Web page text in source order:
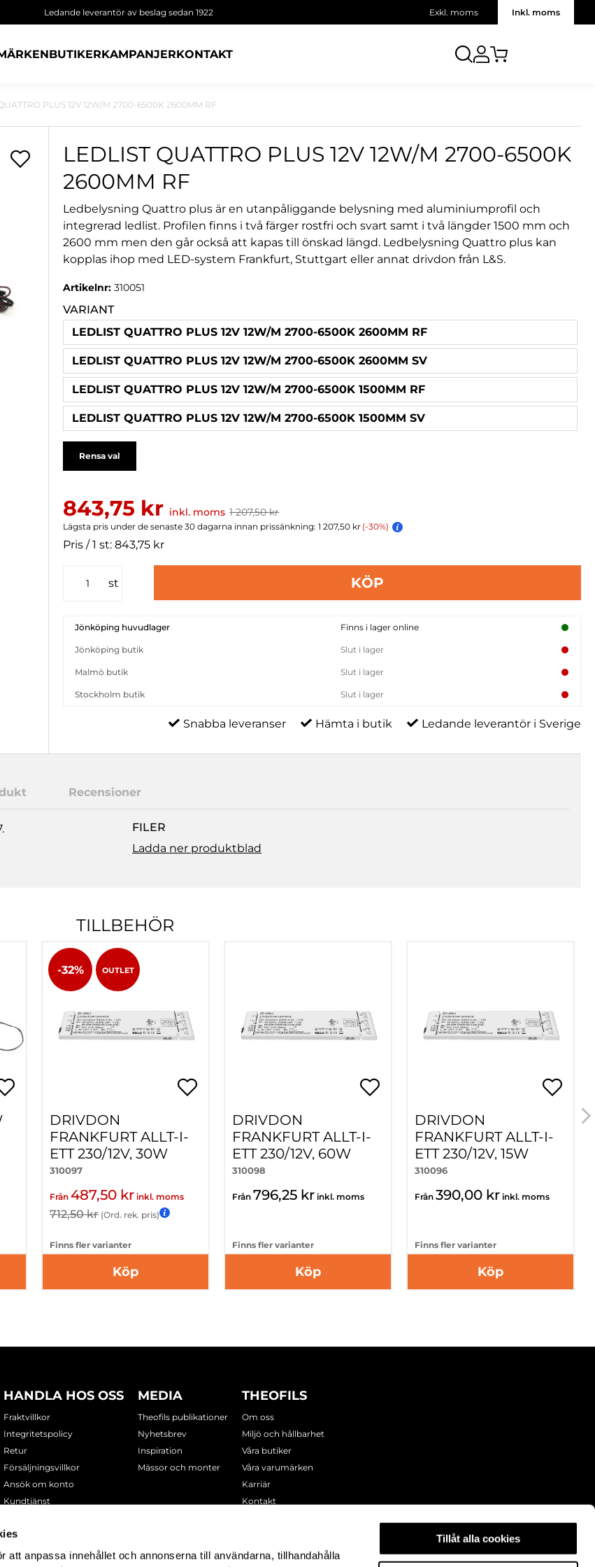
att anpassa innehållet och annonserna till användarna, tillhandahålla
Tillåt alla cookies
Ledande leverantör av beslag sedan 1922 Exkl. moms Inkl. moms
BUTIKERKAMPANJERKONTAKT
PLUS 12V 12W/M 2700-6500K 2600MM RF
LEDLIST QUATTRO PLUS 12V 12W/M 2700-6500K
2600MM RF
Ledbelysning Quattro plus är en utanpåliggande belysning med aluminiumprofil och
integrerad ledlist. Profilen finns i två färger rostfri och svart samt i två längder 1500 mm och
2600 mm men den går också att kapas till önskad längd. Ledbelysning Quattro plus kan
kopplas ihop med LED-system Frankfurt, Stuttgart eller annat drivdon från L&S.
Artikelnr:310051
VARIANT
LEDLIST QUATTRO PLUS 12V 12W/M 2700-6500K 2600MM RF
LEDLIST QUATTRO PLUS 12V 12W/M 2700-6500K 2600MM SV
LEDLIST QUATTRO PLUS 12V 12W/M 2700-6500K 1500MM RF
LEDLIST QUATTRO PLUS 12V 12W/M 2700-6500K 1500MM SV
Rensa val
843,75 kr inkl. moms 1 207,50 kr
Lägsta pris under de senaste 30 dagarna innan prissänkning: 1 207,50 kr (-30%)
Pris / 1 st: 843,75 kr
st KÖP
Jönköping huvudlager Finns i lager online
Jönköping butik Slut i lager
Malmö butik Slut i lager
Stockholm butik Slut i lager
Snabba leveranser Hämta i butik Ledande leverantör i Sverige
Recensioner
FILER
Ladda ner produktblad
TILLBEHÖR
-32% OUTLET
DRIVDON
FRANKFURT ALLT-I-
ETT 230/12V, 30W
310097
Från 487,50 kr inkl. moms
712,50 kr (Ord. rek. pris)
Finns fler varianter
Köp
DRIVDON
FRANKFURT ALLT-I-
ETT 230/12V, 60W
310098
Från 796,25 kr inkl. moms
Finns fler varianter
Köp
DRIVDON
FRANKFURT ALLT-I-
ETT 230/12V, 15W
310096
Från 390,00 kr inkl. moms
Finns fler varianter
Köp
HANDLA HOS OSS
Fraktvillkor
Integritetspolicy
Retur
Försäljningsvillkor
Ansök om konto
Kundtjänst
MEDIA
Theofils publikationer
Nyhetsbrev
Inspiration
Mässor och monter
THEOFILS
Om oss
Miljö och hållbarhet
Våra butiker
Våra varumärken
Karriär
Kontakt